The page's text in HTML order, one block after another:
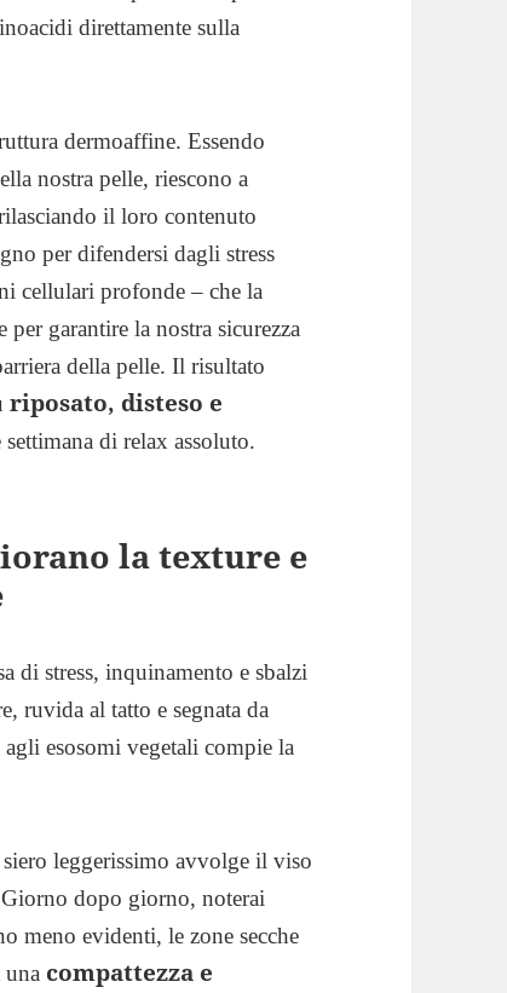
direttamente sulla
dermoaffine. Essendo
nostra pelle, riescono a
il loro contenuto
per difendersi dagli stress
cellulari profonde – che la
garantire la nostra sicurezza
della pelle. Il risultato
riposato, disteso e
di relax assoluto.
la texture e
di stress, inquinamento e sbalzi
ruvida al tatto e segnata da
esosomi vegetali compie la
leggerissimo avvolge il viso
dopo giorno, noterai
meno evidenti, le zone secche
compattezza e